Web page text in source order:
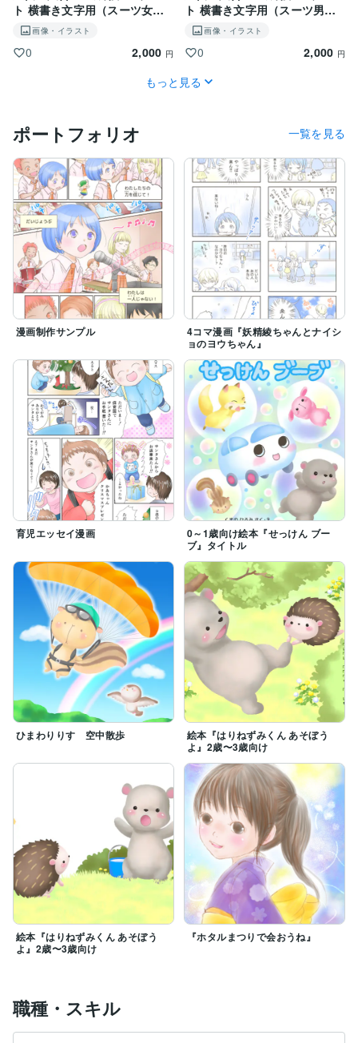
ト 横書き文字用（スーツ女性×
若夫婦）PNGデータ
画像・イラスト
0 2,000 円
ト 横書き文字用（スーツ男性×
高齢者夫婦）PNGデータ
画像・イラスト
0 2,000 円
もっと見る
ポートフォリオ 一覧を見る
漫画制作サンプル
4コマ漫画『妖精綾ちゃんとナイシ
ョのヨウちゃん』
育児エッセイ漫画
0～1歳向け絵本『せっけん ブー
ブ』タイトル
ひまわりりす 空中散歩
絵本『はりねずみくん あそぼう
よ』2歳〜3歳向け
絵本『はりねずみくん あそぼう
よ』2歳〜3歳向け
『ホタルまつりで会おうね』
職種・スキル